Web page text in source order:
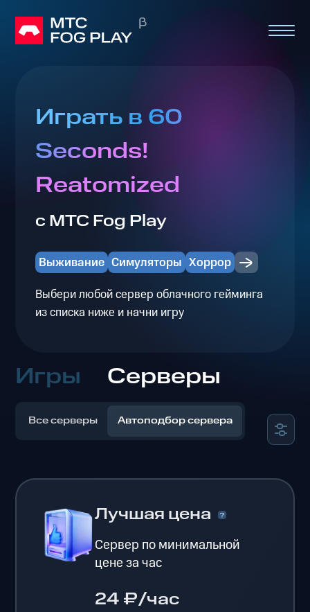
Играть в 60
Seconds!
Reatomized
с МТС Fog Play
Выживание Симуляторы Хоррор
Выбери любой сервер облачного гейминга
из списка ниже и начни игру
Игры Серверы
Все серверы Автоподбор сервера
Лучшая цена
Сервер по минимальной
цене за час
24 ₽/час